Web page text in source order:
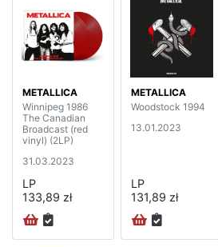
METALLICA
Winnipeg 1986
The Canadian
Broadcast (red
vinyl) (2LP)
31.03.2023
LP
133,89 zł
METALLICA
Woodstock 1994
13.01.2023
LP
131,89 zł